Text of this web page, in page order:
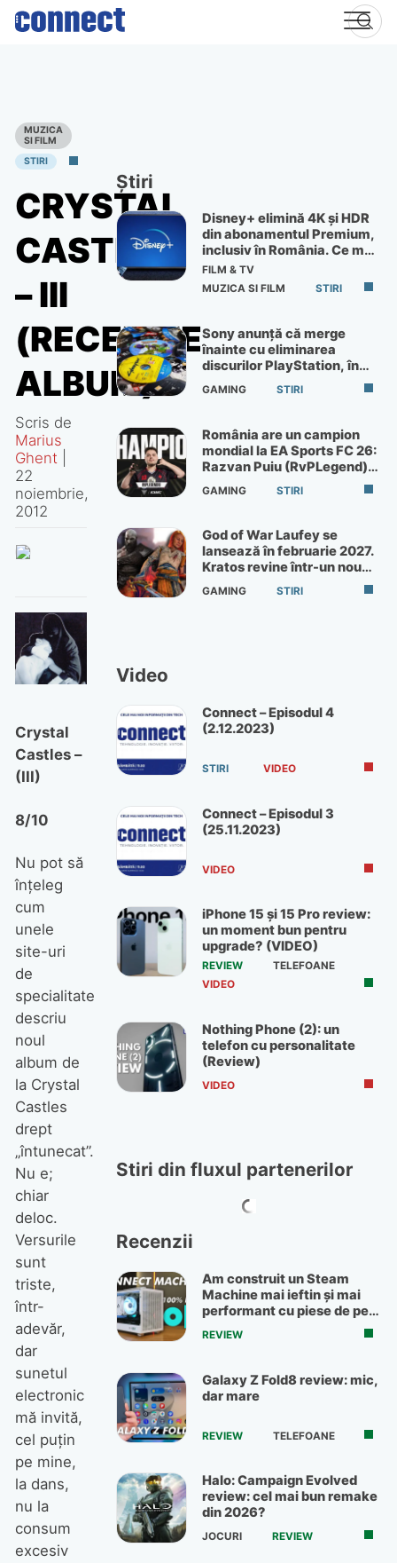
Skip
MUZICA
SI FILM
STIRI
CRYSTAL
CASTLES
– III
(RECENZIE
ALBUM)
Scris de
Marius
Ghent
22
noiembrie,
2012
Crystal
Castles –
(III)
8/10
Nu pot să
înţeleg
cum
unele
site-uri
de
specialitate
descriu
noul
album de
la Crystal
Castles
drept
„întunecat”.
Nu e;
chiar
deloc.
Versurile
sunt
triste,
într-
adevăr,
dar
sunetul
electronic
mă invită,
cel puţin
pe mine,
la dans,
nu la
consum
excesiv
Știri
Disney+ elimină 4K și HDR
din abonamentul Premium,
inclusiv în România. Ce mai
primești de 60 lei pe lună
FILM & TV
MUZICA SI FILM
STIRI
Sony anunță că merge
înainte cu eliminarea
discurilor PlayStation, în
ciuda protestelor
GAMING STIRI
România are un campion
mondial la EA Sports FC 26:
Razvan Puiu (RvPLegend)
câștigă turneul de la Paris
GAMING STIRI
God of War Laufey se
lansează în februarie 2027.
Kratos revine într-un nou
God of War
GAMING STIRI
Video
Connect – Episodul 4
(2.12.2023)
STIRI VIDEO
Connect – Episodul 3
(25.11.2023)
VIDEO
iPhone 15 și 15 Pro review:
un moment bun pentru
upgrade? (VIDEO)
REVIEW
TELEFOANE
VIDEO
Nothing Phone (2): un
telefon cu personalitate
(Review)
VIDEO
Stiri din fluxul partenerilor
Recenzii
Am construit un Steam
Machine mai ieftin și mai
performant cu piese de pe
OLX
REVIEW
Galaxy Z Fold8 review: mic,
dar mare
REVIEW TELEFOANE
Halo: Campaign Evolved
review: cel mai bun remake
din 2026?
JOCURI REVIEW